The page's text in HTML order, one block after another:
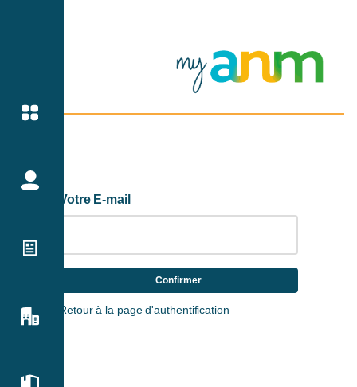
Votre E-mail
Confirmer
Retour à la page d'authentification